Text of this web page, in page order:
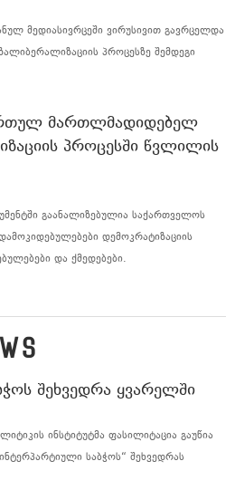
მედიასივრცეში ვირუსივით გავრცელდა
პროცესზე შემდეგი
ᲛᲐᲠᲗᲚᲛᲐᲓᲘᲓᲔᲑᲔᲚ
ᲞᲠᲝᲪᲔᲡᲨᲘ ᲬᲕᲚᲘᲚᲘᲡ
გაანალიზებულია საქართველოს
დემოკრატიზაციის
და ქმედებები.
ᲨᲔᲮᲕᲔᲓᲠᲐ ᲧᲕᲐᲠᲔᲚᲨᲘ
ინსტიტუტმა ფასილიტაცია გაუწია
საბჭოს“ შეხვედრას